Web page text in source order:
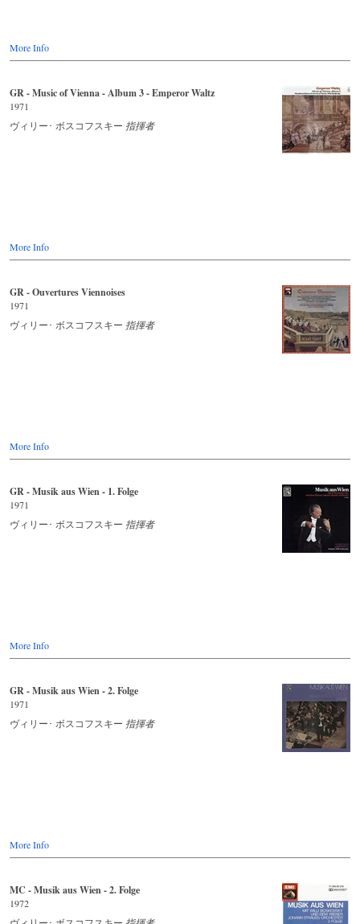
More Info
GR - Music of Vienna - Album 3 - Emperor Waltz
1971
ヴィリー･ ボスコフスキー 指揮者
More Info
GR - Ouvertures Viennoises
1971
ヴィリー･ ボスコフスキー 指揮者
More Info
GR - Musik aus Wien - 1. Folge
1971
ヴィリー･ ボスコフスキー 指揮者
More Info
GR - Musik aus Wien - 2. Folge
1971
ヴィリー･ ボスコフスキー 指揮者
More Info
MC - Musik aus Wien - 2. Folge
1972